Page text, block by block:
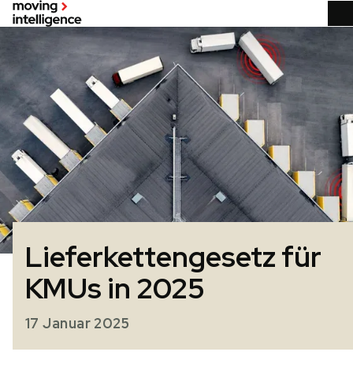
Lieferkettengesetz für
KMUs in 2025
17 Januar 2025